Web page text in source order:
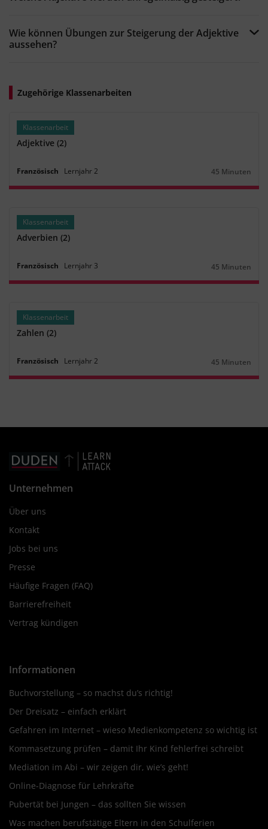
Wie können Übungen zur Steigerung der Adjektive
aussehen?
Zugehörige Klassenarbeiten
Klassenarbeit
Adjektive (2)
Französisch Lernjahr2
Dauer:
45 Minuten
Klassenarbeit
Adverbien (2)
Französisch Lernjahr 3
Dauer:
45 Minuten
Klassenarbeit
Zahlen (2)
Französisch Lernjahr2
Dauer:
45 Minuten
Unternehmen
Über uns
Kontakt
Jobs bei uns
Presse
Häufige Fragen (FAQ)
Barrierefreiheit
Vertrag kündigen
Informationen
Buchvorstellung – so machst du’s richtig!
Der Dreisatz – einfach erklärt
Gefahren im Internet – wieso Medienkompetenz so wichtig ist
Kommasetzung prüfen – damit Ihr Kind fehlerfrei schreibt
Mediation im Abi – wir zeigen dir, wie’s geht!
Online-Diagnose für Lehrkräfte
Pubertät bei Jungen – das sollten Sie wissen
Was machen berufstätige Eltern in den Schulferien